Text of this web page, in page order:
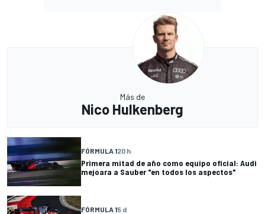
Más de
Nico Hulkenberg
FÓRMULA 120 h
Primera mitad de año como equipo oficial: Audi
mejoara a Sauber "en todos los aspectos"
FÓRMULA 15 d